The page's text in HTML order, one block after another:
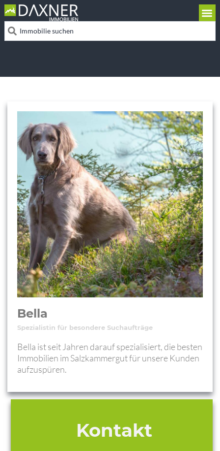
Bella
Spezialistin für besondere Suchaufträge
Bella ist seit Jahren darauf spezialisiert, die besten
Immobilien im Salzkammergut für unsere Kunden
aufzuspüren.
Kontakt